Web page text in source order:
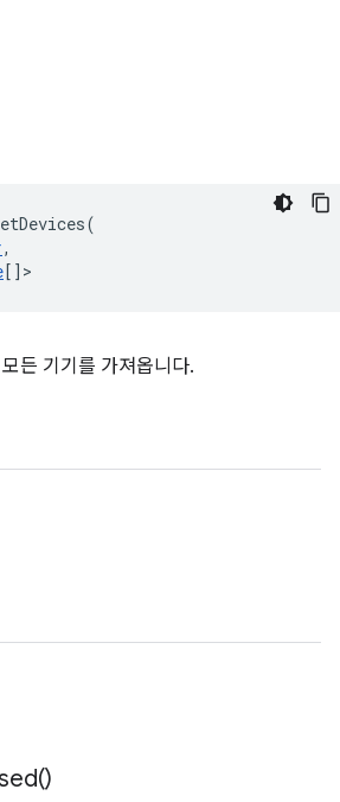
(
,
[] >
든 기기를 가져옵니다.
)